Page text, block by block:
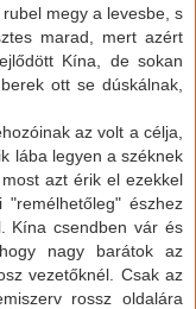
megy a levesbe, s
marad, mert azért
Kína, de sokan
ott se dúskálnak,
az volt a célja,
lába legyen a széknek
azt érik el ezekkel
észhez
Kína csendben vár és
nagy barátok az
vezetőknél. Csak az
rossz oldalára